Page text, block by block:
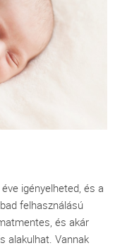
igényelheted, és a
felhasználású
és akár
alakulhat. Vannak